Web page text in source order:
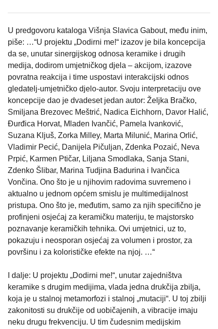
U predgovoru kataloga Višnja Slavica Gabout, među inim,
piše: …“U projektu „Dodirni me!“ izazov je bila koncepcija
da se, unutar sinergijskog odnosa keramike i drugih
medija, dodirom umjetničkog djela – akcijom, izazove
povratna reakcija i time uspostavi interakcijski odnos
gledatelj-umjetničko djelo-autor. Svoju interpretaciju ove
koncepcije dao je dvadeset jedan autor: Željka Bračko,
Smiljana Brezovec Meštrić, Nadica Eichhorn, Davor Halić,
Đurđica Horvat, Mladen Ivančić, Pamela Ivanković,
Suzana Kljuš, Zorka Milley, Marta Milunić, Marina Orlić,
Vladimir Pecić, Danijela Pičuljan, Zdenka Pozaić, Neva
Prpić, Karmen Ptičar, Liljana Smodlaka, Sanja Stani,
Zdenko Šlibar, Marina Tudjina Badurina i Ivančica
Vončina. Ono što je u njihovim radovima suvremeno i
aktualno u jednom općem smislu je multimedijalnost
pristupa. Ono što je, međutim, samo za njih specifično je
profinjeni osjećaj za keramičku materiju, te majstorsko
poznavanje keramičkih tehnika. Ovi umjetnici, uz to,
pokazuju i neosporan osjećaj za volumen i prostor, za
površinu i za kolorističke efekte na njoj. …“
I dalje: U projektu „Dodirni me!“, unutar zajedništva
keramike s drugim medijima, vlada jedna drukčija zbilja,
koja je u stalnoj metamorfozi i stalnoj „mutaciji“. U toj zbilji
zakonitosti su drukčije od uobičajenih, a vibracije imaju
neku drugu frekvenciju. U tim čudesnim medijskim